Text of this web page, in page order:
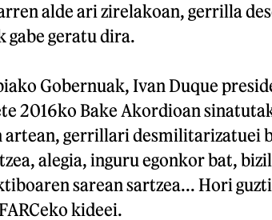
alde ari zirelakoan, gerrilla
gabe geratu dira.
Gobernuak, Ivan Duque
2016ko Bake Akordioan
artean, gerrillari desmilitarizatuei
alegia, inguru egonkor bat,
sarean sartzea... Hori
kideei.